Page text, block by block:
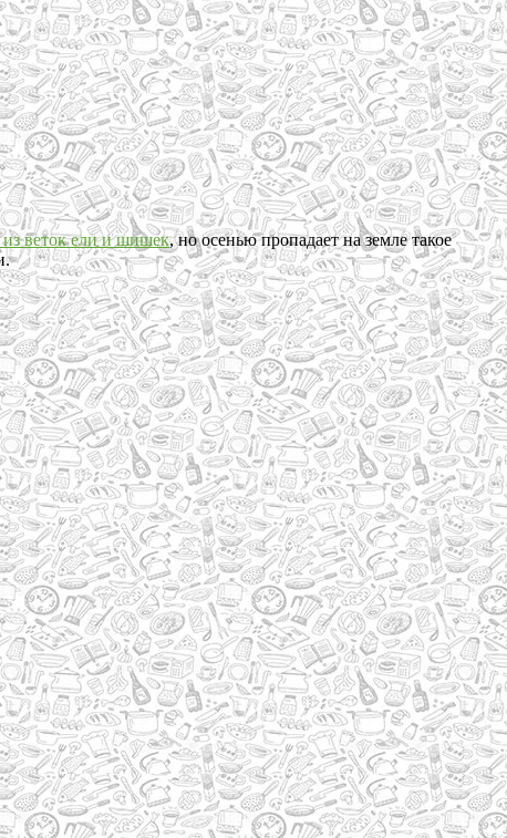
из веток ели и шишек, но осенью пропадает на земле такое